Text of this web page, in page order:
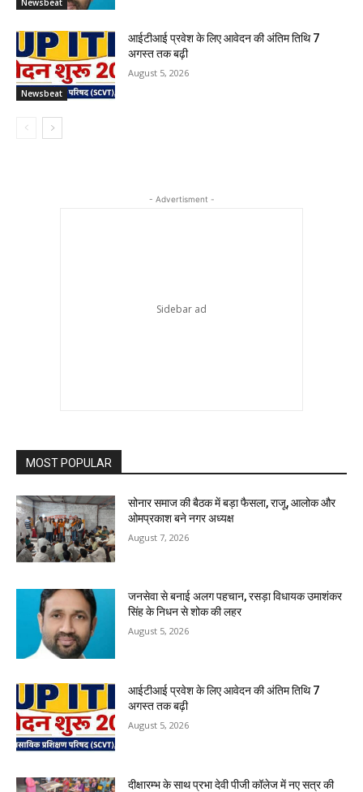
Newsbeat
Newsbeat
आईटीआई प्रवेश के लिए आवेदन की अंतिम तिथि 7
अगस्त तक बढ़ी
August 5, 2026
- Advertisment -
MOST POPULAR
सोनार समाज की बैठक में बड़ा फैसला, राजू, आलोक और
ओमप्रकाश बने नगर अध्यक्ष
August 7, 2026
जनसेवा से बनाई अलग पहचान, रसड़ा विधायक उमाशंकर
सिंह के निधन से शोक की लहर
August 5, 2026
आईटीआई प्रवेश के लिए आवेदन की अंतिम तिथि 7
अगस्त तक बढ़ी
August 5, 2026
दीक्षारम्भ के साथ प्रभा देवी पीजी कॉलेज में नए सत्र की